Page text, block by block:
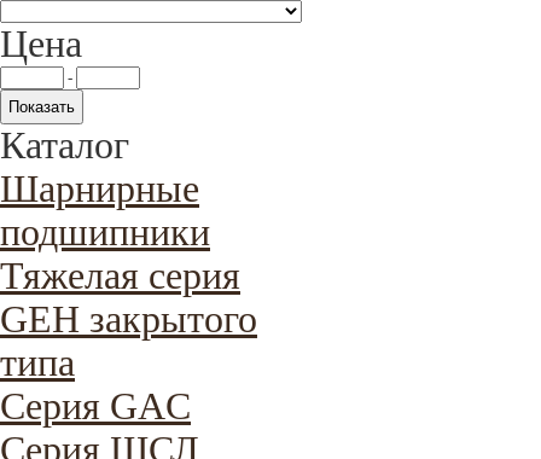
Цена
-
Каталог
Шарнирные
подшипники
Тяжелая серия
GEH закрытого
типа
Серия GAC
Cерия ШСЛ